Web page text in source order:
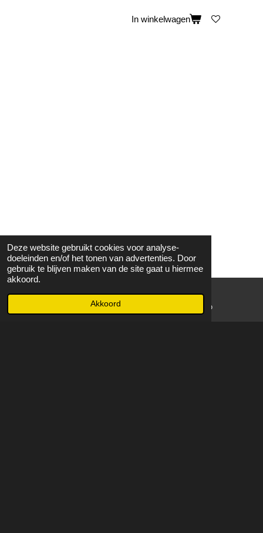
Deze website gebruikt cookies voor analyse-
doeleinden en/of het tonen van advertenties. Door
gebruik te blijven maken van de site gaat u hiermee
akkoord.
Akkoord
In winkelwagen
WhatsApp